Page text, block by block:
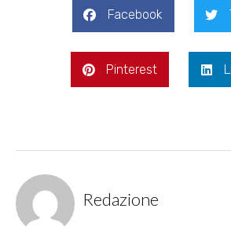
Facebook
Pinterest
Redazione